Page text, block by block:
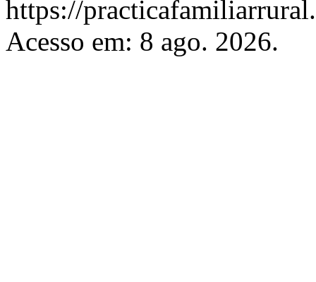
https://
Acesso em: 8 ago. 2026.